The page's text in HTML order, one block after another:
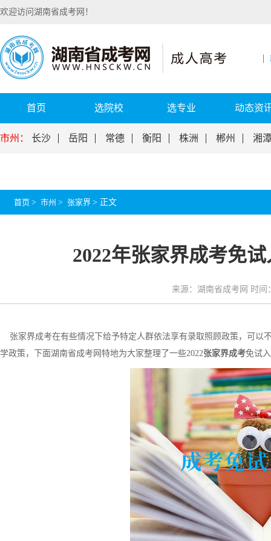
欢迎访问湖南省成考网！
首页 选院校 选专业 动态资
市州： 长沙 岳阳 常德 衡阳 株洲 郴州 湘
首页 > 市州 > 张家界 > 正文
2022年张家界成考免
来源：湖南省成考网 时间
张家界成考在有些情况下给予特定人群依法享有录取照顾政策，可以
学政策，下面湖南省成考网特地为大家整理了一些2022张家界成考免试